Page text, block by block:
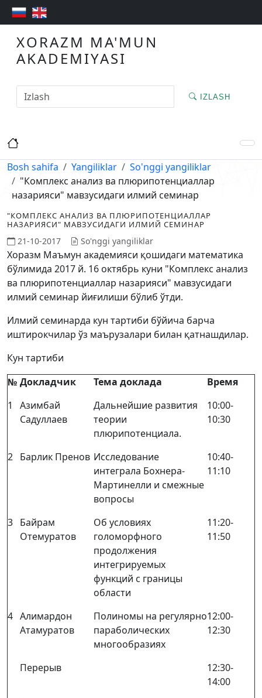
XORAZM MA'MUN
AKADEMIYASI
IZLASH
Bosh sahifa Yangiliklar
So'nggi yangiliklar
"Комплекс анализ ва плюрипотенциаллар
назарияси" мавзусидаги илмий семинар
"КОМПЛЕКС АНАЛИЗ ВА ПЛЮРИПОТЕНЦИАЛЛАР
НАЗАРИЯСИ" МАВЗУСИДАГИ ИЛМИЙ СЕМИНАР
21-10-2017 So'nggi yangiliklar
Хоразм Маъмун академияси қошидаги математика
бўлимида 2017 й. 16 октябрь куни "Комплекс анализ
ва плюрипотенциаллар назарияси" мавзусидаги
илмий семинар йиғилиши бўлиб ўтди.
Илмий семинарда кун тартиби бўйича барча
иштирокчилар ўз маърузалари билан қатнашдилар.
Кун тартиби
№ Докладчик Тема доклада
Время
1
Азимбай
Садуллаев
Дальнейшие развития
теории
плюрипотенциала.
10:00-
10:30
2 Барлик Пренов Исследование
интеграла Бохнера-
Мартинелли и смежные
вопросы
10:40-
11:10
3 Байрам
Отемуратов
Об условиях
голоморфного
продолжения
интегрируемых
функций с границы
области
11:20-
11:50
4 Алимардон
Атамуратов
Полиномы на регулярно
параболических
многообразиях
12:00-
12:30
Перерыв
12:30-
14:00